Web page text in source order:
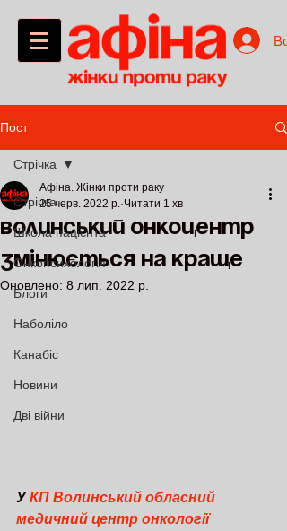
Пост
Стрічка
Школа пацієнта
Онкопсихологія
Блоги
Наболіло
Канабіс
Новини
Дві війни
Стрічка
Волинський онкоцентр
змінюється на краще
Афіна. Жінки проти раку
25 черв. 2022 р. Читати 1 хв
Оновлено: 8 лип. 2022 р.
У КП Волинський обласний
медичний центр онкології